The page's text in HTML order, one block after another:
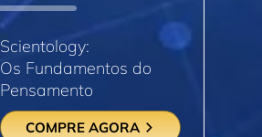
Scientology:
Os Fundamentos do
Pensamento
COMPRE AGORA